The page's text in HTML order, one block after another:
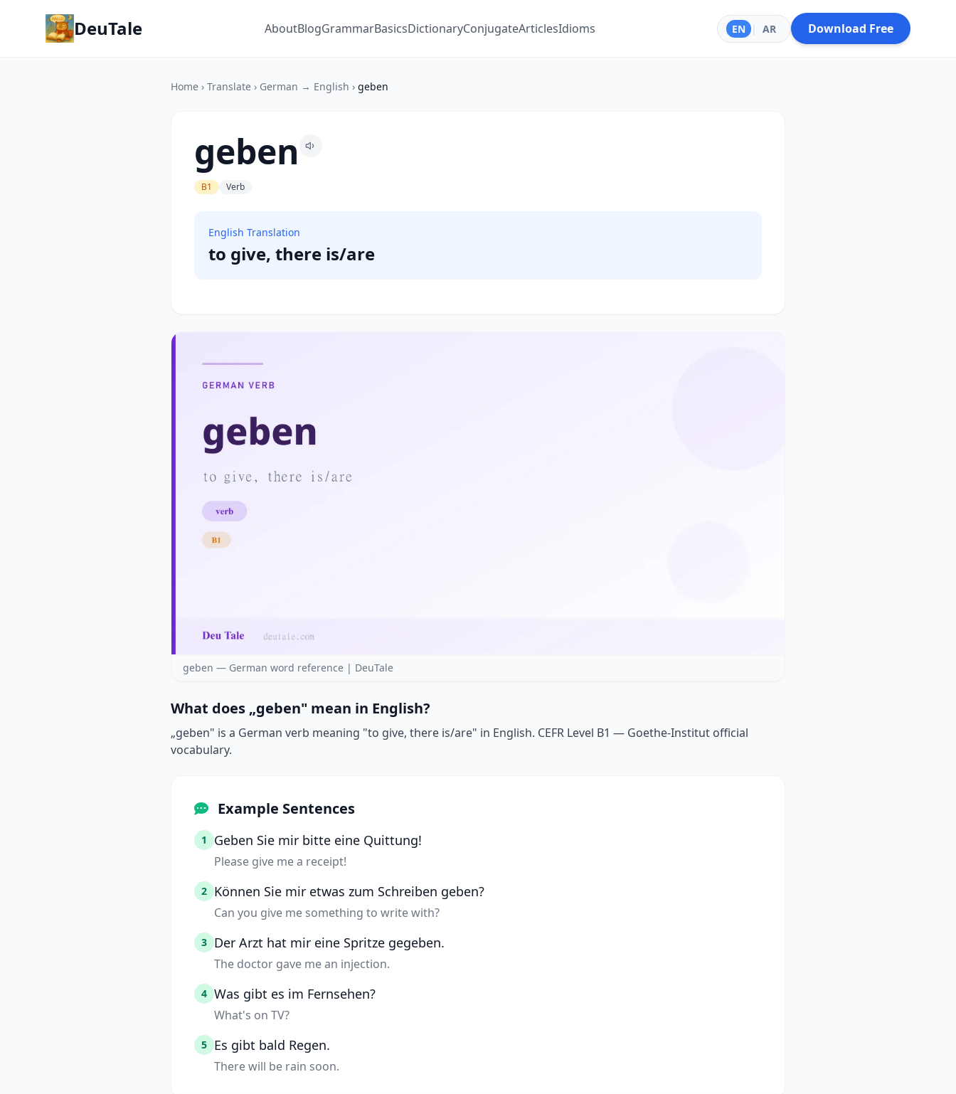
DeuTale AboutBlogGrammarBasicsDictionaryConjugateArticlesIdioms EN | AR Download Free
Home › Translate › German → English › geben
geben
B1 Verb
English Translation
to give, there is/are
geben — German word reference | DeuTale
What does „geben" mean in English?
„geben" is a German verb meaning "to give, there is/are" in English. CEFR Level B1 — Goethe-Institut official
vocabulary.
Example Sentences
1 Geben Sie mir bitte eine Quittung!
Please give me a receipt!
2 Können Sie mir etwas zum Schreiben geben?
Can you give me something to write with?
3 Der Arzt hat mir eine Spritze gegeben.
The doctor gave me an injection.
4 Was gibt es im Fernsehen?
What's on TV?
5 Es gibt bald Regen.
There will be rain soon.